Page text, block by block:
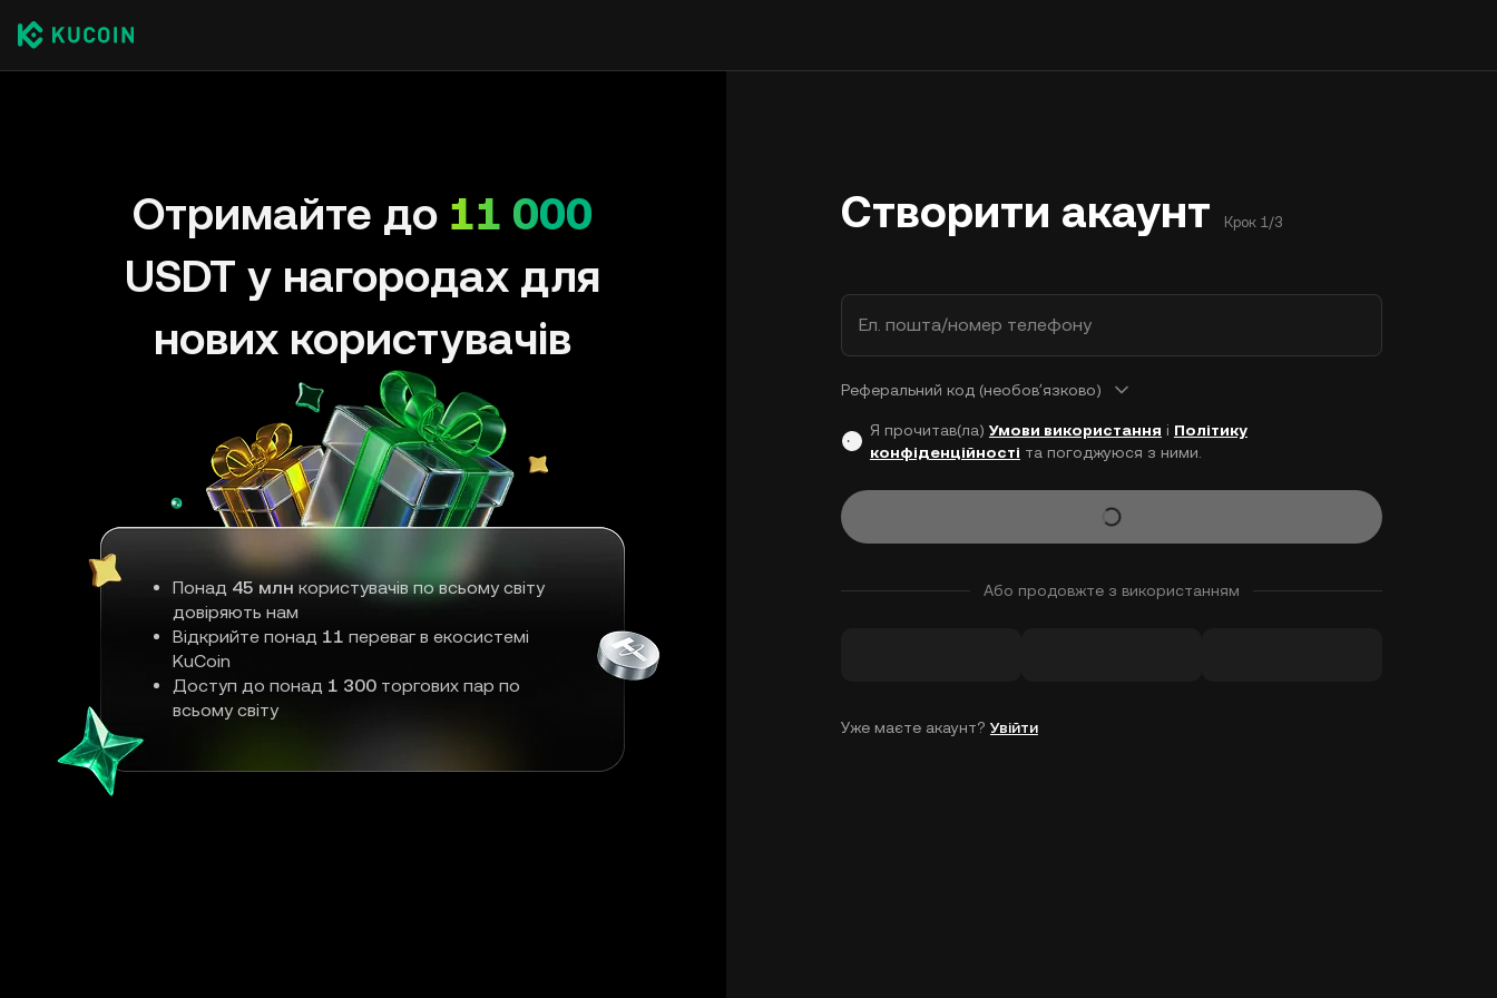
Отримайте до 11 000
USDT у нагородах для
нових користувачів
Понад 45 млн користувачів по всьому світу
довіряють нам
Відкрийте понад 11 переваг в екосистемі
KuCoin
Доступ до понад 1 300торгових пар по
всьому світу
Створити акаунт Крок 1/3
Ел. пошта/номер телефону
Реферальний код (необовʼязково)
Я прочитав(ла) Умови використання і Політику
конфіденційності та погоджуюся з ними.
Або продовжте з використанням
Уже маєте акаунт? Увійти